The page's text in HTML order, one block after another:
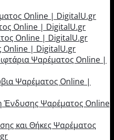
Online | DigitalU.gr
Online | DigitalU.gr
Online | DigitalU.gr
Online | DigitalU.gr
Ψαρέματος Online |
Ψαρέματος Online |
Ένδυσης Ψαρέματος Online
και Θήκες Ψαρέματος